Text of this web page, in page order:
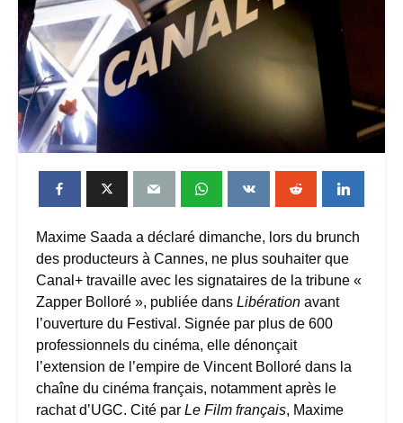
Maxime Saada a déclaré dimanche, lors du brunch
des producteurs à Cannes, ne plus souhaiter que
Canal+ travaille avec les signataires de la tribune «
Zapper Bolloré », publiée dans Libération avant
l’ouverture du Festival. Signée par plus de 600
professionnels du cinéma, elle dénonçait
l’extension de l’empire de Vincent Bolloré dans la
chaîne du cinéma français, notamment après le
rachat d’UGC. Cité par Le Film français, Maxime